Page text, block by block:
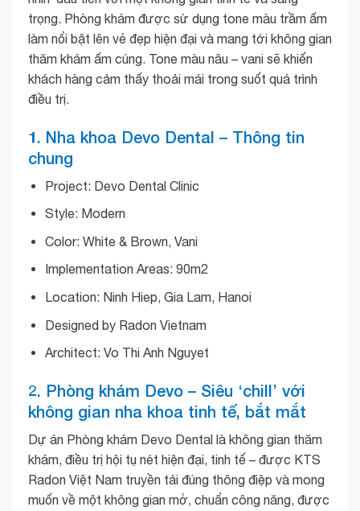
trọng. Phòng khám được sử dụng tone màu trầm ấm
làm nổi bật lên vẻ đẹp hiện đại và mang tới không gian
thăm khám ấm cúng. Tone màu nâu – vani sẽ khiến
khách hàng cảm thấy thoải mái trong suốt quá trình
điều trị.
1. Nha khoa Devo Dental – Thông tin
chung
Project: Devo Dental Clinic
Style: Modern
Color: White & Brown, Vani
Implementation Areas: 90m2
Location: Ninh Hiep, Gia Lam, Hanoi
Designed by Radon Vietnam
Architect: Vo Thi Anh Nguyet
2. Phòng khám Devo – Siêu ‘chill’ với
không gian nha khoa tinh tế, bắt mắt
Dự án Phòng khám Devo Dental là không gian thăm
khám, điều trị hội tụ nét hiện đại, tinh tế – được KTS
Radon Việt Nam truyền tải đúng thông điệp và mong
muốn về một không gian mở, chuẩn công năng, được